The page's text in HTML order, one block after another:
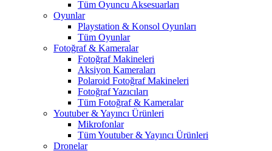
Tüm Oyuncu Aksesuarları
Oyunlar
Playstation & Konsol Oyunları
Tüm Oyunlar
Fotoğraf & Kameralar
Fotoğraf Makineleri
Aksiyon Kameraları
Polaroid Fotoğraf Makineleri
Fotoğraf Yazıcıları
Tüm Fotoğraf & Kameralar
Youtuber & Yayıncı Ürünleri
Mikrofonlar
Tüm Youtuber & Yayıncı Ürünleri
Dronelar